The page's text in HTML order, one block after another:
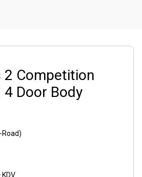
2 Competition
Door Body